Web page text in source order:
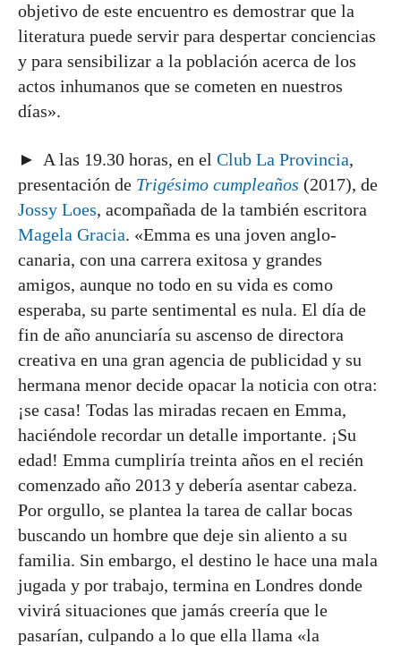
objetivo de este encuentro es demostrar que la
literatura puede servir para despertar conciencias
y para sensibilizar a la población acerca de los
actos inhumanos que se cometen en nuestros
días».
► A las 19.30 horas, en el Club La Provincia,
presentación de Trigésimo cumpleaños (2017), de
Jossy Loes, acompañada de la también escritora
Magela Gracia. «Emma es una joven anglo-
canaria, con una carrera exitosa y grandes
amigos, aunque no todo en su vida es como
esperaba, su parte sentimental es nula. El día de
fin de año anunciaría su ascenso de directora
creativa en una gran agencia de publicidad y su
hermana menor decide opacar la noticia con otra:
¡se casa! Todas las miradas recaen en Emma,
haciéndole recordar un detalle importante. ¡Su
edad! Emma cumpliría treinta años en el recién
comenzado año 2013 y debería asentar cabeza.
Por orgullo, se plantea la tarea de callar bocas
buscando un hombre que deje sin aliento a su
familia. Sin embargo, el destino le hace una mala
jugada y por trabajo, termina en Londres donde
vivirá situaciones que jamás creería que le
pasarían, culpando a lo que ella llama «la